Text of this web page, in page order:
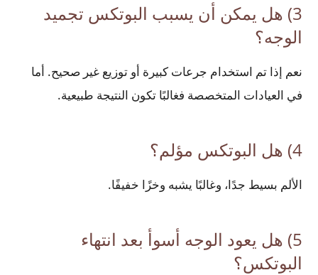
3) هل يمكن أن يسبب البوتكس تجميد
الوجه؟
نعم إذا تم استخدام جرعات كبيرة أو توزيع غير صحيح. أما
في العيادات المتخصصة فغالبًا تكون النتيجة طبيعية.
4) هل البوتكس مؤلم؟
الألم بسيط جدًا، وغالبًا يشبه وخزًا خفيفًا.
5) هل يعود الوجه أسوأ بعد انتهاء
البوتكس؟